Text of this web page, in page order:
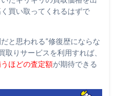
買い取ってくれるはずで
と思われる“修復歴にならな
取りサービスを利用すれば、
ほどの査定額が期待できる